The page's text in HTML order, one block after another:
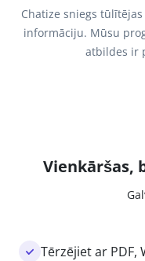
Chatize sniegs
informāciju. Mūsu
atbildes ir
Vienkāršas,
Tērzējiet ar PDF,